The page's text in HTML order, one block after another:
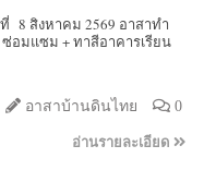
8 สิงหาคม 2569 อาสาทำ
มแซม + ทาสีอาคารเรียน
อาสาบ้านดินไทย 0
อ่านรายละเอียด